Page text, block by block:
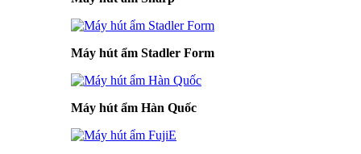
Máy hút ẩm Stadler Form
Máy hút ẩm Hàn Quốc